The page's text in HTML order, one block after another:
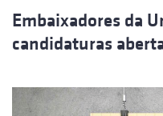
Embaixadores da
candidaturas